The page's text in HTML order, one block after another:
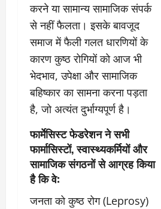
करने या सामान्य सामाजिक संपर्क
से नहीं फैलता। इसके बावजूद
समाज में फैली गलत धारणियों के
कारण कुष्ठ रोगियों को आज भी
भेदभाव, उपेक्षा और सामाजिक
बहिष्कार का सामना करना पड़ता
है, जो अत्यंत दुर्भाग्यपूर्ण है।
फार्मेसिस्ट फेडरेशन ने सभी
फार्मासिस्टों, स्वास्थ्यकर्मियों और
सामाजिक संगठनों से आग्रह किया
है कि वे:
जनता को कुष्ठ रोग (Leprosy)